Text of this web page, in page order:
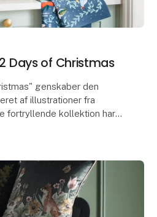
Days of Christmas
genskaber den
af illustrationer fra
fortryllende kollektion har